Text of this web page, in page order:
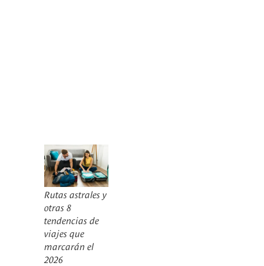
Rutas astrales y
otras 8
tendencias de
viajes que
marcarán el
2026